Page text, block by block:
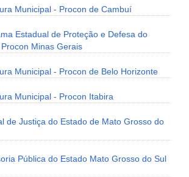
Municipal - Procon de Cambuí
Estadual de Proteção e Defesa do
Minas Gerais
Municipal - Procon de Belo Horizonte
Municipal - Procon Itabira
de Justiça do Estado de Mato Grosso do
Pública do Estado Mato Grosso do Sul